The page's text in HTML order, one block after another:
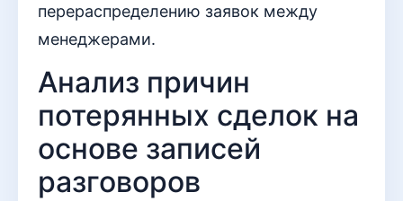
перераспределению заявок между
менеджерами.
Анализ причин
потерянных сделок на
основе записей
разговоров